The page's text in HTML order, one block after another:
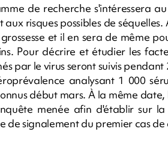
de recherche s'intéressera
risques possibles de
et il en sera de même
Pour décrire et étudier les
par le virus seront suivis pendant
analysant 1 000
début mars. À la même
menée afin d'établir sur
de signalement du premier cas